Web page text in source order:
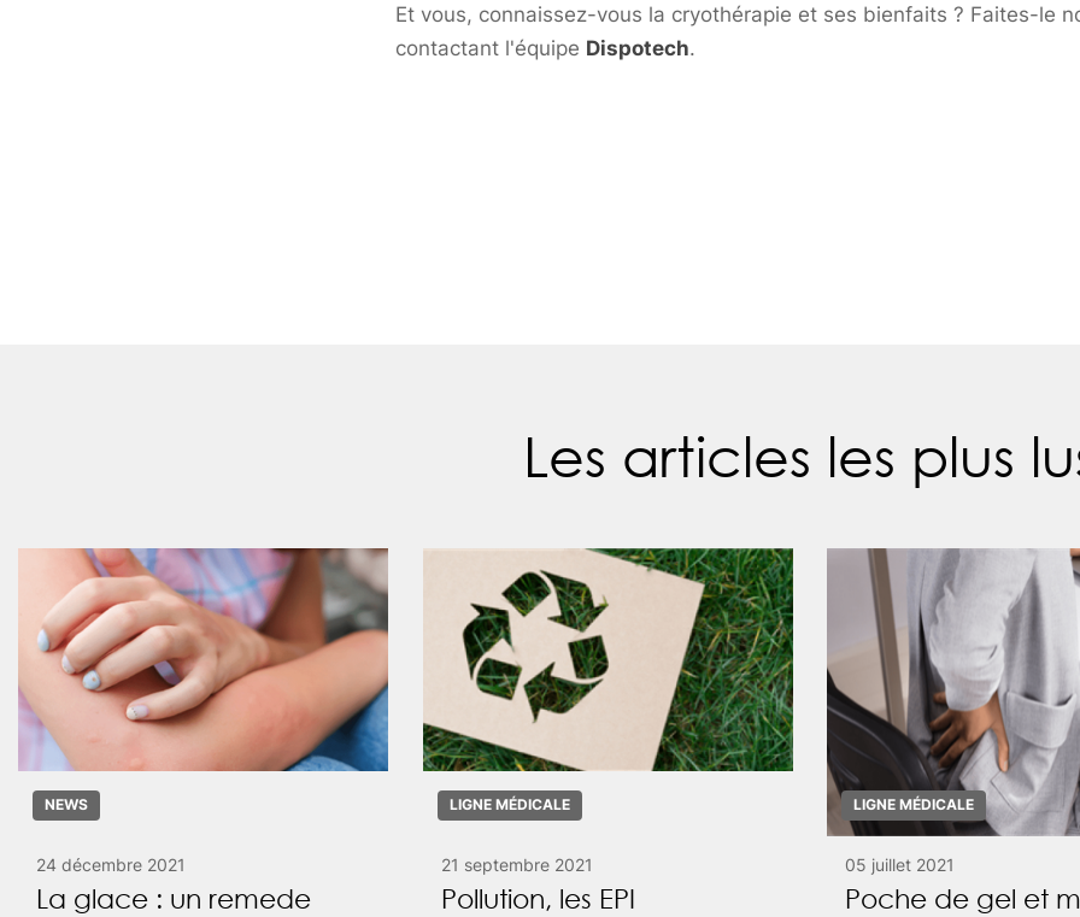
Et vous, connaissez-vous la cryothérapie et ses bienfaits ? Faites-le
contactant l'équipe Dispotech.
Les articles les plus
NEWS
24 décembre 2021
La glace : un remede
LIGNE MÉDICALE
21 septembre 2021
Pollution, les EPI
LIGNE MÉDICALE
05 juillet 2021
Poche de gel et